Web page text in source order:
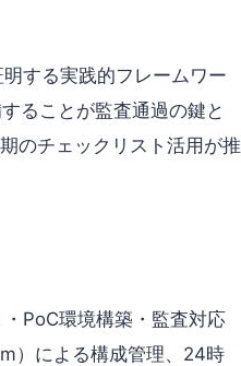
する実践的フレームワー
ることが監査通過の鍵と
のチェックリスト活用が推
PoC環境構築・監査対応
）による構成管理、24時